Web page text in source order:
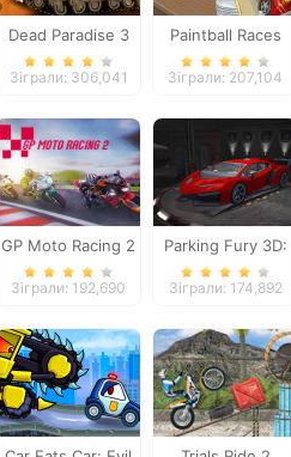
Dead Paradise 3
Зіграли: 306,041
Paintball Races
Зіграли: 207,104
GP Moto Racing 2
Зіграли: 192,690
Parking Fury 3D:
Night Thief
Зіграли: 174,892